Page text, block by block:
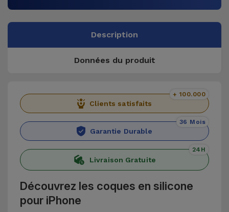
Description
Données du produit
Clients satisfaits
+ 100.000
Garantie Durable
36 Mois
Livraison Gratuite
24H
Découvrez les coques en silicone
pour iPhone